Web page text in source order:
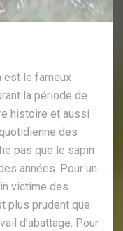
est le fameux
la période de
histoire et aussi
des
pas que le sapin
années. Pour un
victime des
plus prudent que
d’abattage. Pour